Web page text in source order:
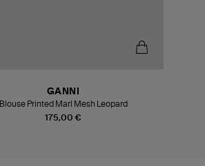
175,00 €
GANNI
Blouse Printed Marl Mesh Leopard